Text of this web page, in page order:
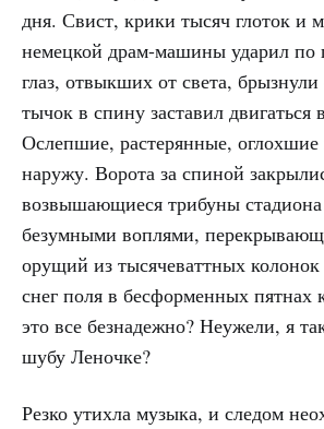
дня. Свист, крики тысяч глоток и
немецкой драм-машины ударил по
глаз, отвыкших от света,
тычок в спину заставил двигаться
Ослепшие, растерянные,
наружу. Ворота за спиной
возвышающиеся трибуны стадиона
безумными воплями,
орущий из тысячеваттных
снег поля в бесформенных пятнах
это все безнадежно? Неужели, я
шубу Леночке?
Резко утихла музыка, и следом